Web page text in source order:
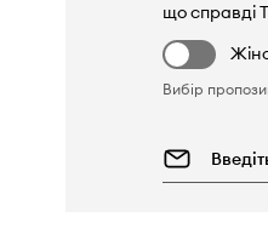
що справді
Вибір